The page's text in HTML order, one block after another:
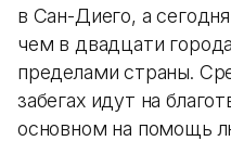
в Сан-Диего, а
чем в двадцати
пределами страны.
забегах идут на
основном на помощь